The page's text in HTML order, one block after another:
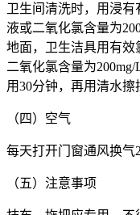
卫生间清洗时，用浸有
液或二氧化氯含量为
地面，卫生洁具用有效
二氧化氯含量为
用30分钟，再用清水擦
（四）空气
每天打开门窗通风换气
（五）注意事项